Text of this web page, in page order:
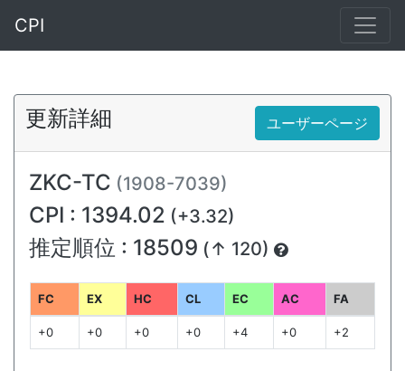
CPI
更新詳細 ユーザーページ
ZKC-TC (1908-7039)
CPI : 1394.02 (+3.32)
推定順位 : 18509 (↑ 120)
FC EX HC CL EC AC FA
+0 +0 +0 +0 +4 +0 +2